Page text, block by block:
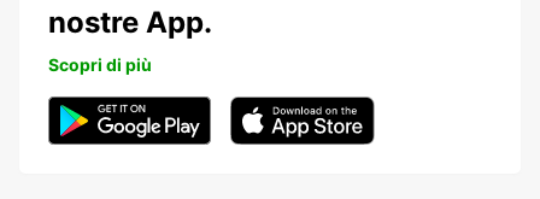
nostre App.
Scopri di più